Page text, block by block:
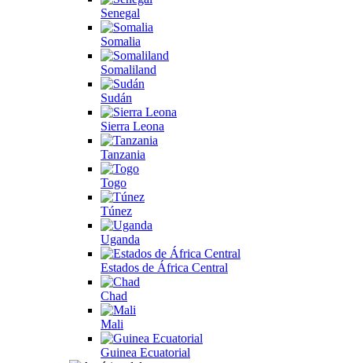
Senegal
Somalia
Somaliland
Sudán
Sierra Leona
Tanzania
Togo
Túnez
Uganda
Estados de África Central
Chad
Mali
Guinea Ecuatorial